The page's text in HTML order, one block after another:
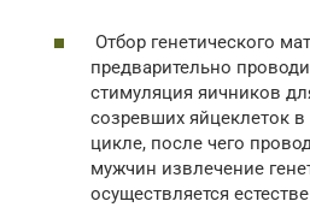
Отбор генетического
предварительно
стимуляция яичников
созревших яйцеклеток
цикле, после чего
мужчин извлечение
осуществляется